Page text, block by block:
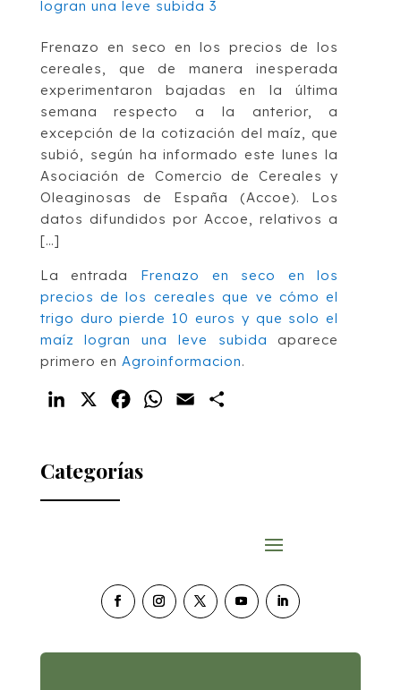
Frenazo en seco en los precios de los
cereales, que de manera inesperada
experimentaron bajadas en la última
semana respecto a la anterior, a
excepción de la cotización del maíz, que
subió, según ha informado este lunes la
Asociación de Comercio de Cereales y
Oleaginosas de España (Accoe). Los
datos difundidos por Accoe, relativos a
[…]
La entrada Frenazo en seco en los
precios de los cereales que ve cómo el
trigo duro pierde 10 euros y que solo el
maíz logran una leve subida aparece
primero en Agroinformacion.
LinkedIn FacebookWhatsApp
Email
Categorías